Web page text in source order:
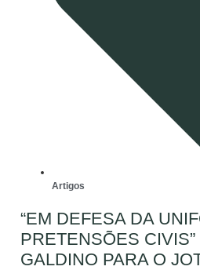
Artigos
“EM DEFESA DA
PRETENSÕES
GALDINO PARA O